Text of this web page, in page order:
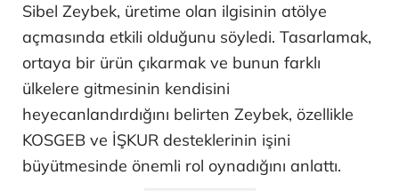
Sibel Zeybek, üretime olan ilgisinin atölye
açmasında etkili olduğunu söyledi. Tasarlamak,
ortaya bir ürün çıkarmak ve bunun farklı
ülkelere gitmesinin kendisini
heyecanlandırdığını belirten Zeybek, özellikle
KOSGEB ve İŞKUR desteklerinin işini
büyütmesinde önemli rol oynadığını anlattı.